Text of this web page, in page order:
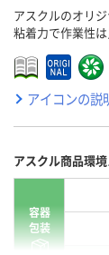
アスクルのオリ
粘着力で作業性は
アイコンの説
アスクル商品環
容器
包装